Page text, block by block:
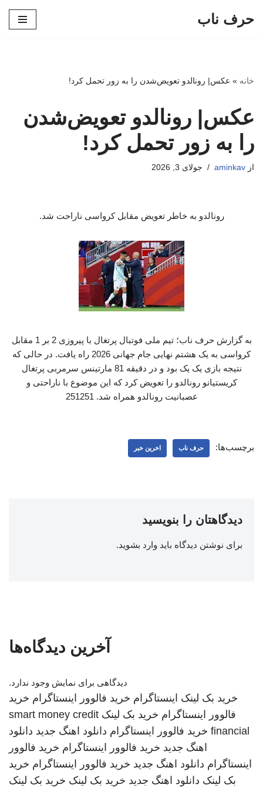
حرف ناب
خانه » عکس| رونالدو تعویض‌شدن را به زور تحمل کرد!
عکس| رونالدو تعویض‌شدن
را به زور تحمل کرد!
از aminkav جولای 3, 2026
رونالدو به خاطر تعویض مقابل کرواسی ناراحت شد.
به گزارش حرف ناب؛ تیم ملی فوتبال پرتغال با پیروزی 2 بر 1 مقابل
کرواسی به یک هشتم نهایی جام جهانی 2026 راه یافت. در حالی که
نتیجه بازی یک یک بود و در دقیقه 81 مارتینس سرمربی پرتغال
کریستیانو رونالدو را تعویض کرد که این موضوع با ناراحتی و
عصبانیت رونالدو همراه شد. 251251
برچسب‌ها: حرف ناب اخرین خبر
دیدگاهتان را بنویسید
برای نوشتن دیدگاه باید وارد بشوید.
آخرین دیدگاه‌ها
دیدگاهی برای نمایش وجود ندارد.
خرید بک لینک اینستاگرام خرید فالوور اینستاگرام خرید
فالوور اینستاگرام خرید بک لینک smart money credit
financial خرید فالوور اینستاگرام دانلود اهنگ جدید دانلود
اهنگ جدید خرید فالوور اینستاگرام خرید فالوور
اینستاگرام دانلود اهنگ جدید خرید فالوور اینستاگرام خرید
بک لینک دانلود اهنگ جدید خرید بک لینک خرید بک لینک